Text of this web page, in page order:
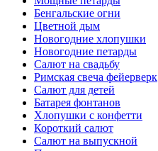
Бенгальские огни
Цветной дым
Новогодние хлопушки
Новогодние петарды
Салют на свадьбу
Римская свеча фейерверк
Салют для детей
Батарея фонтанов
Хлопушки с конфетти
Короткий салют
Салют на выпускной